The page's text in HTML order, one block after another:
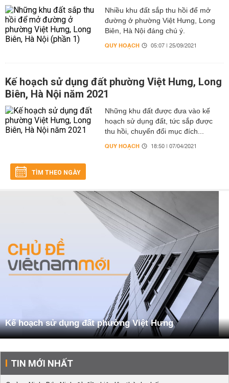
Nhiều khu đất sắp thu hồi để mở
đường ở phường Việt Hưng, Long
Biên, Hà Nội đáng chú ý.
QUY HOẠCH 05:07 | 25/09/2021
Kế hoạch sử dụng đất phường Việt Hưng, Long
Biên, Hà Nội năm 2021
Những khu đất được đưa vào kế
hoạch sử dụng đất, tức sắp được
thu hồi, chuyển đổi mục đích...
QUY HOẠCH 18:50 | 07/04/2021
TÌM THEO NGÀY
Kế hoạch sử dụng đất phường Việt Hưng
TIN MỚI NHẤT